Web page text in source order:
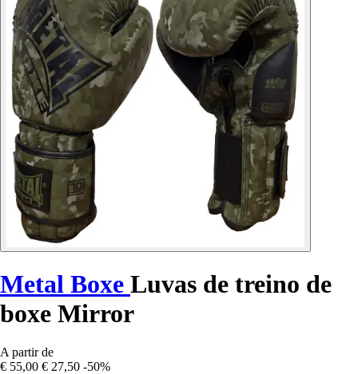
Metal Boxe Luvas de treino de
boxe Mirror
A partir de
€ 55,00 € 27,50 -50%